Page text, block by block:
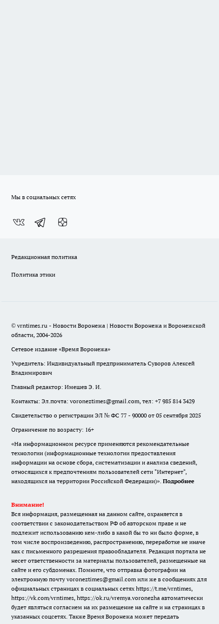
Мы в социальных сетях
Редакционная политика
Политика этики
© vrntimes.ru - Новости Воронежа | Новости Воронежа и Воронежской
области, 2004-2026
Сетевое издание «Время Воронежа»
Учредитель: Индивидуальный предприниматель Суворов Алексей
Владимирович
Главный редактор: Имешев Э. И.
Контакты: Эл.почта: voroneztimes@gmail.com, тел: +7 985 814 3429
Свидетельство о регистрации ЭЛ № ФС 77 - 90000 от 05 сентября 2025
Ограничение по возрасту: 16+
«На информационном ресурсе применяются рекомендательные
технологии (информационные технологии предоставления
информации на основе сбора, систематизации и анализа сведений,
относящихся к предпочтениям пользователей сети "Интернет",
находящихся на территории Российской Федерации)». Подробнее
Внимание!
Вся информация, размещенная на данном сайте, охраняется в
соответствии с законодательством РФ об авторском праве и не
подлежит использованию кем-либо в какой бы то ни было форме, в
том числе воспроизведению, распространению, переработке не иначе
как с письменного разрешения правообладателя. Редакция портала не
несет ответственности за материалы пользователей, размещенные на
сайте и его субдоменах. Помните, что отправка фотографии на
электронную почту voroneztimes@gmail.com или же в сообщениях для
официальных страницах в социальных сетях https://t.me/vrntimes,
https://vk.com/vrntimes, https://ok.ru/vremya.voronezha автоматически
будет являться согласием на их размещение на сайте и на страницах в
указанных соцсетях. Также Время Воронежа может передать